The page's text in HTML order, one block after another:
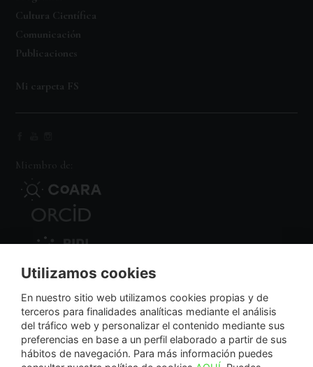
Cultura Científica
Comunicación
Publicaciones
Mi carpeta FS
Miembro de:
Nodo Regional
NextGenerationEU
Utilizamos cookies
En nuestro sitio web utilizamos cookies propias y de
terceros para finalidades analíticas mediante el análisis
del tráfico web y personalizar el contenido mediante sus
preferencias en base a un perfil elaborado a partir de sus
hábitos de navegación. Para más información puedes